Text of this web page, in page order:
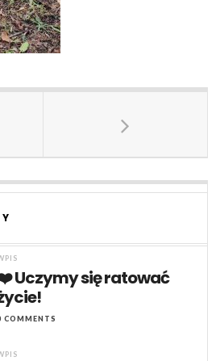
Uczymy się ratować
COMMENTS